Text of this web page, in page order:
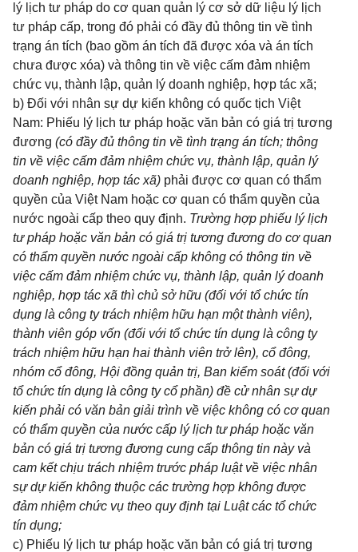
lý lịch tư pháp do cơ quan quản lý cơ sở dữ liệu lý lịch
tư pháp cấp, trong đó phải có đầy đủ thông tin về tình
trạng án tích (bao gồm án tích đã được xóa và án tích
chưa được xóa) và thông tin về việc cấm đảm nhiệm
chức vụ, thành lập, quản lý doanh nghiệp, hợp tác xã;
b) Đối với nhân sự dự kiến không có quốc tịch Việt
Nam: Phiếu lý lịch tư pháp hoặc văn bản có giá trị tương
đương (có đầy đủ thông tin về tình trạng án tích; thông
tin về việc cấm đảm nhiệm chức vụ, thành lập, quản lý
doanh nghiệp, hợp tác xã) phải được cơ quan có thẩm
quyền của Việt Nam hoặc cơ quan có thẩm quyền của
nước ngoài cấp theo quy định. Trường hợp phiếu lý lịch
tư pháp hoặc văn bản có giá trị tương đương do cơ quan
có thẩm quyền nước ngoài cấp không có thông tin về
việc cấm đảm nhiệm chức vụ, thành lập, quản lý doanh
nghiệp, hợp tác xã thì chủ sở hữu (đối với tổ chức tín
dụng là công ty trách nhiệm hữu hạn một thành viên),
thành viên góp vốn (đối với tổ chức tín dụng là công ty
trách nhiệm hữu hạn hai thành viên trở lên), cổ đông,
nhóm cổ đông, Hội đồng quản trị, Ban kiểm soát (đối với
tổ chức tín dụng là công ty cổ phần) đề cử nhân sự dự
kiến phải có văn bản giải trình về việc không có cơ quan
có thẩm quyền của nước cấp lý lịch tư pháp hoặc văn
bản có giá trị tương đương cung cấp thông tin này và
cam kết chịu trách nhiệm trước pháp luật về việc nhân
sự dự kiến không thuộc các trường hợp không được
đảm nhiệm chức vụ theo quy định tại Luật các tổ chức
tín dụng;
c) Phiếu lý lịch tư pháp hoặc văn bản có giá trị tương